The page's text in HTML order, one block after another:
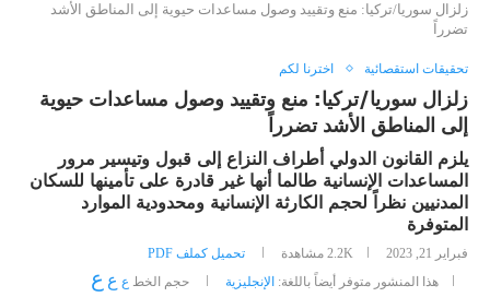
زلزال سوريا/تركيا: منع وتقييد وصول مساعدات حيوية إلى المناطق الأشد
تضرراً
تحقيقات استقصائية اخترنا لكم
زلزال سوريا/تركيا: منع وتقييد وصول مساعدات حيوية
إلى المناطق الأشد تضرراً
يلزم القانون الدولي أطراف النزاع إلى قبول وتيسير مرور
المساعدات الإنسانية طالما أنها غير قادرة على تأمينها للسكان
المدنيين نظراً لحجم الكارثة الإنسانية ومحدودية الموارد
المتوفرة
فبراير 21, 2023 2.2K مشاهدة
تحميل كملف PDF
هذا المنشور متوفر أيضاً باللغة: الإنجليزية حجم الخط ع ع ع